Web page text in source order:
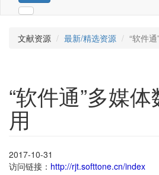
文献资源 最新/精选资源 “软件
“软件通”多媒
用
2017-10-31
访问链接： http://rjt.softtone.cn/index